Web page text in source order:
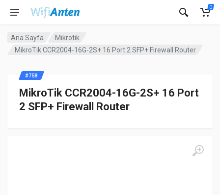
0
Ana Sayfa
Mikrotik
MikroTik CCR2004-16G-2S+ 16 Port 2 SFP+ Firewall Router
MikroTik CCR2004-16G-2S+ 16 Port
2 SFP+ Firewall Router
#758